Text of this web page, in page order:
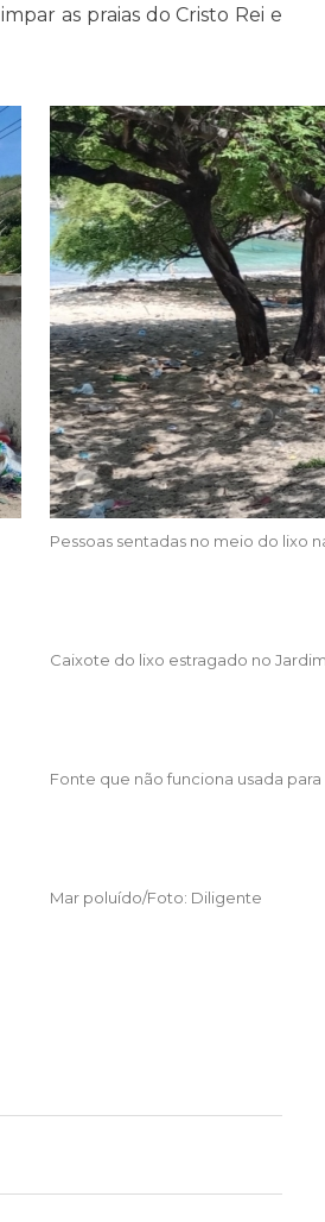
as praias do Cristo Rei e
Pessoas sentadas no meio do lixo
Caixote do lixo estragado no
Fonte que não funciona usada
Mar poluído/Foto: Diligente